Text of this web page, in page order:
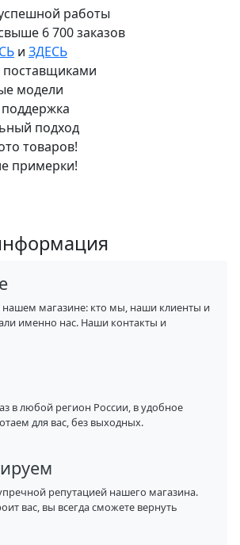
работы
6 700 заказов
и ЗДЕСЬ
поставщиками
модели
подход
товаров!
примерки!
магазине: кто мы, наши клиенты и
именно нас. Наши контакты и
в любой регион России, в удобное
для вас, без выходных.
репутацией нашего магазина.
вас, вы всегда сможете вернуть